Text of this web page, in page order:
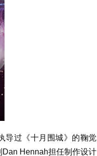
导过《十月围城》的鞠觉
Hennah担任制作设计